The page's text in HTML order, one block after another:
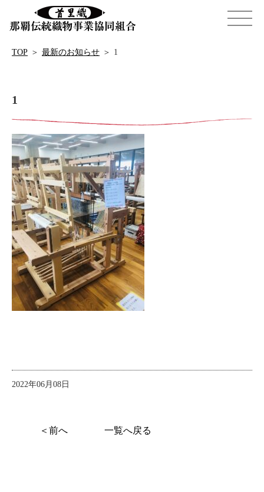
TOP ＞ 最新のお知らせ ＞ 1
1
2022年06月08日
＜前へ 一覧へ戻る